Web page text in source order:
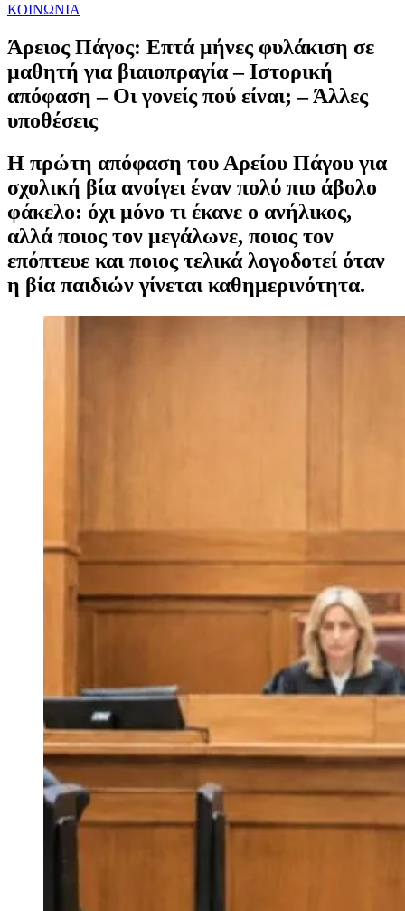
ΚΟΙΝΩΝΙΑ
Άρειος Πάγος: Επτά μήνες φυλάκιση σε
μαθητή για βιαιοπραγία – Ιστορική
απόφαση – Οι γονείς πού είναι; – Άλλες
υποθέσεις
Η πρώτη απόφαση του Αρείου Πάγου για
σχολική βία ανοίγει έναν πολύ πιο άβολο
φάκελο: όχι μόνο τι έκανε ο ανήλικος,
αλλά ποιος τον μεγάλωνε, ποιος τον
επόπτευε και ποιος τελικά λογοδοτεί όταν
η βία παιδιών γίνεται καθημερινότητα.